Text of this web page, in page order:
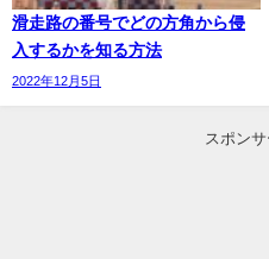
滑走路の番号でどの方角から侵
入するかを知る方法
2022年12月5日
スポン